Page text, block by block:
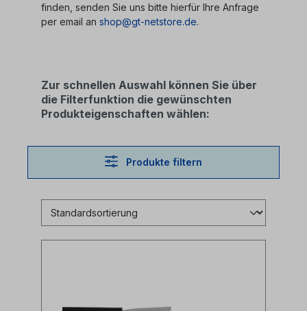
finden, senden Sie uns bitte hierfür Ihre Anfrage
per email an shop@gt-netstore.de.
Zur schnellen Auswahl können Sie über
die Filterfunktion die gewünschten
Produkteigenschaften wählen:
Produkte filtern